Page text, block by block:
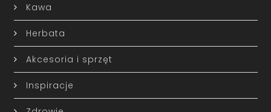
Kawa
Herbata
Akcesoria i sprzęt
Inspiracje